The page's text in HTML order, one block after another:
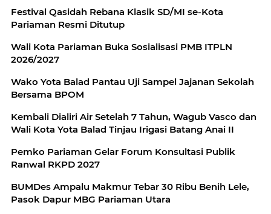
Festival Qasidah Rebana Klasik SD/MI se-Kota
Pariaman Resmi Ditutup
Wali Kota Pariaman Buka Sosialisasi PMB ITPLN
2026/2027
Wako Yota Balad Pantau Uji Sampel Jajanan Sekolah
Bersama BPOM
Kembali Dialiri Air Setelah 7 Tahun, Wagub Vasco dan
Wali Kota Yota Balad Tinjau Irigasi Batang Anai II
Pemko Pariaman Gelar Forum Konsultasi Publik
Ranwal RKPD 2027
BUMDes Ampalu Makmur Tebar 30 Ribu Benih Lele,
Pasok Dapur MBG Pariaman Utara